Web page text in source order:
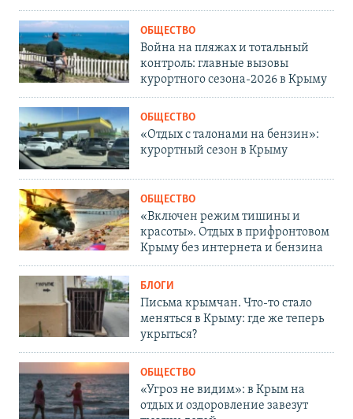
ОБЩЕСТВО
Война на пляжах и тотальный
контроль: главные вызовы
курортного сезона-2026 в Крыму
ОБЩЕСТВО
«Отдых с талонами на бензин»:
курортный сезон в Крыму
ОБЩЕСТВО
«Включен режим тишины и
красоты». Отдых в прифронтовом
Крыму без интернета и бензина
БЛОГИ
Письма крымчан. Что-то стало
меняться в Крыму: где же теперь
укрыться?
ОБЩЕСТВО
«Угроз не видим»: в Крым на
отдых и оздоровление завезут